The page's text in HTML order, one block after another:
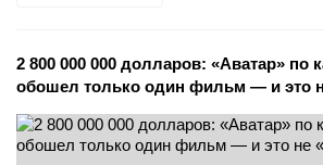
2 800 000 000 долларов: «Аватар» по
обошел только один фильм — и это